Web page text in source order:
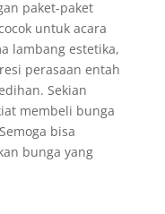
paket-paket
untuk acara
lambang estetika,
perasaan entah
Sekian
membeli bunga
bisa
bunga yang